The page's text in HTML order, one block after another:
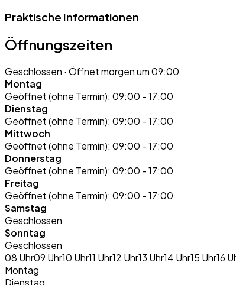
Praktische Informationen
Öffnungszeiten
Geschlossen · Öffnet morgen um 09:00
Montag
Geöffnet (ohne Termin): 09:00 - 17:00
Dienstag
Geöffnet (ohne Termin): 09:00 - 17:00
Mittwoch
Geöffnet (ohne Termin): 09:00 - 17:00
Donnerstag
Geöffnet (ohne Termin): 09:00 - 17:00
Freitag
Geöffnet (ohne Termin): 09:00 - 17:00
Samstag
Geschlossen
Sonntag
Geschlossen
08 Uhr09 Uhr10 Uhr11 Uhr12 Uhr13 Uhr14 Uhr15 Uhr16
Montag
Dienstag